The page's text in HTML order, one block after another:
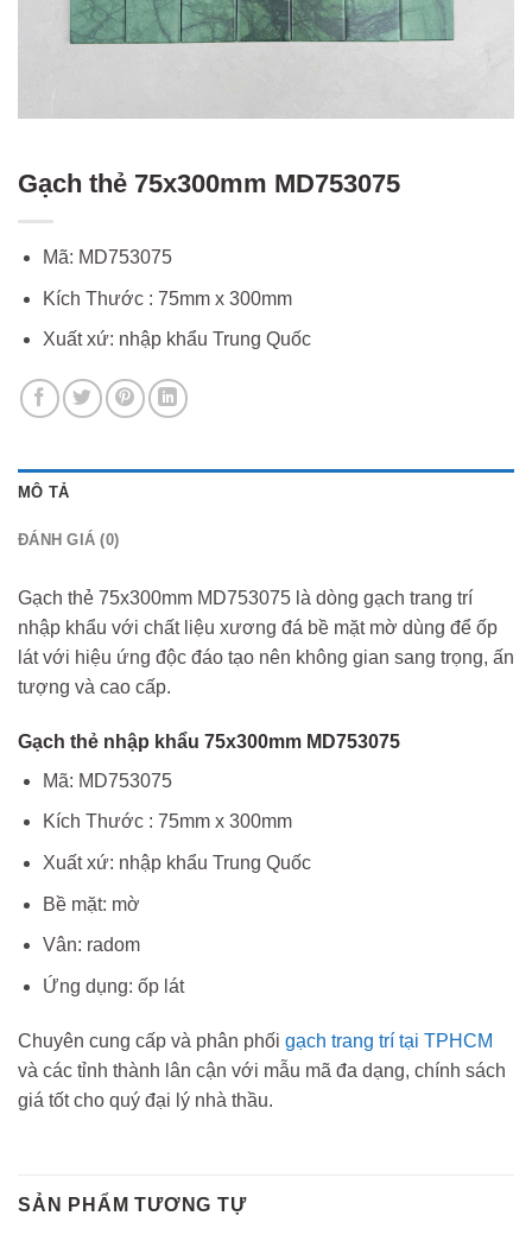
Gạch thẻ 75x300mm MD753075
Mã: MD753075
Kích Thước : 75mm x 300mm
Xuất xứ: nhập khẩu Trung Quốc
MÔ TẢ
ĐÁNH GIÁ (0)
Gạch thẻ 75x300mm MD753075 là dòng gạch trang trí
nhập khẩu với chất liệu xương đá bề mặt mờ dùng để ốp
lát với hiệu ứng độc đáo tạo nên không gian sang trọng, ấn
tượng và cao cấp.
Gạch thẻ nhập khẩu 75x300mm MD753075
Mã: MD753075
Kích Thước : 75mm x 300mm
Xuất xứ: nhập khẩu Trung Quốc
Bề mặt: mờ
Vân: radom
Ứng dụng: ốp lát
Chuyên cung cấp và phân phối gạch trang trí tại TPHCM
và các tỉnh thành lân cận với mẫu mã đa dạng, chính sách
giá tốt cho quý đại lý nhà thầu.
SẢN PHẨM TƯƠNG TỰ